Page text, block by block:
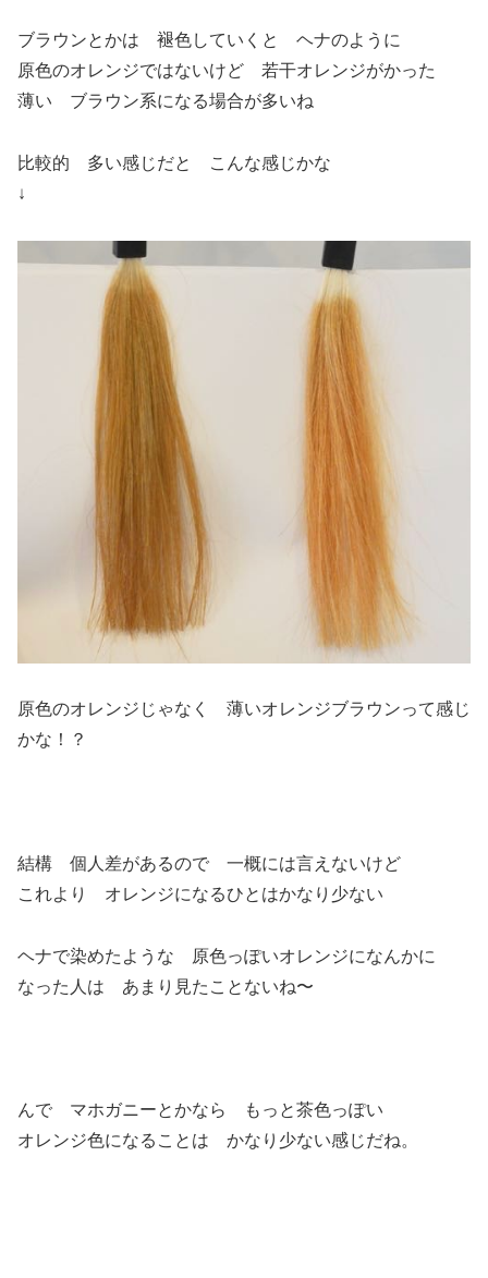
ブラウンとかは 褪色していくと ヘナのように
原色のオレンジではないけど 若干オレンジがかった
薄い ブラウン系になる場合が多いね
比較的 多い感じだと こんな感じかな
↓
原色のオレンジじゃなく 薄いオレンジブラウンって感じ
かな！？
結構 個人差があるので 一概には言えないけど
これより オレンジになるひとはかなり少ない
ヘナで染めたような 原色っぽいオレンジになんかに
なった人は あまり見たことないね〜
んで マホガニーとかなら もっと茶色っぽい
オレンジ色になることは かなり少ない感じだね。